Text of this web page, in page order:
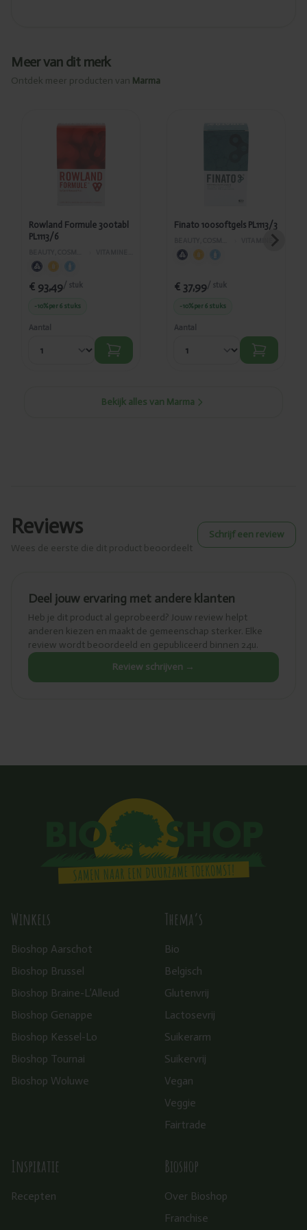
Meer van dit merk
Ontdek meer producten van Marma
Toegevoegd
PL1113/6
Rowland Formule 300tabl
PL1113/6
€ 93,49/ stuk
-10%per 6 stuks
Aantal
Finato 100softgels PL1113/3
VITAMINES EN SUPPLEMENTEN
€ 37,99/ stuk
-10%per 6 stuks
Aantal
Bekijk alles van Marma
Reviews
Wees de eerste die dit product beoordeelt
Schrijf een review
Deel jouw ervaring met andere klanten
Heb je dit product al geprobeerd? Jouw review helpt
anderen kiezen en maakt de gemeenschap sterker. Elke
review wordt beoordeeld en gepubliceerd binnen 24u.
Review schrijven →
Winkels
Bioshop Aarschot
Bioshop Brussel
Bioshop Braine-L’Alleud
Bioshop Genappe
Bioshop Kessel-Lo
Bioshop Tournai
Bioshop Woluwe
Thema’s
Bio
Belgisch
Glutenvrij
Lactosevrij
Suikerarm
Suikervrij
Vegan
Veggie
Fairtrade
Inspiratie
Recepten
Bioshop
Over Bioshop
Franchise